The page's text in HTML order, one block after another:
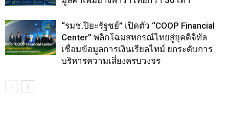
“รมช.ปิยะรัฐชย์” เปิดตัว “COOP Financial
Center” พลิกโฉมสหกรณ์ไทยสู่ยุคดิจิทัล
เชื่อมข้อมูลการเงินเรียลไทม์ ยกระดับการ
บริหารความเสี่ยงครบวงจร